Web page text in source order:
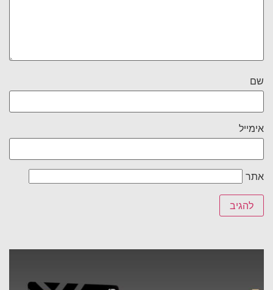
שם
אימייל
אתר